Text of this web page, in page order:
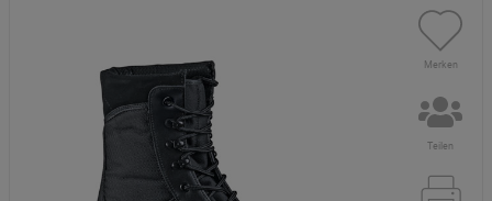
Merken
Teilen